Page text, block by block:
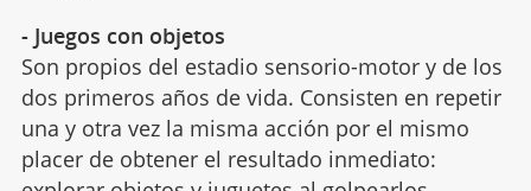
- Juegos con objetos
Son propios del estadio sensorio-motor y de los
dos primeros años de vida. Consisten en repetir
una y otra vez la misma acción por el mismo
placer de obtener el resultado inmediato: